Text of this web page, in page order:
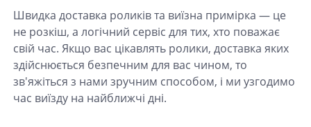
Швидка доставка роликів та виїзна примірка — це
не розкіш, а логічний сервіс для тих, хто поважає
свій час. Якщо вас цікавлять ролики, доставка яких
здійснюється безпечним для вас чином, то
зв'яжіться з нами зручним способом, і ми узгодимо
час виїзду на найближчі дні.